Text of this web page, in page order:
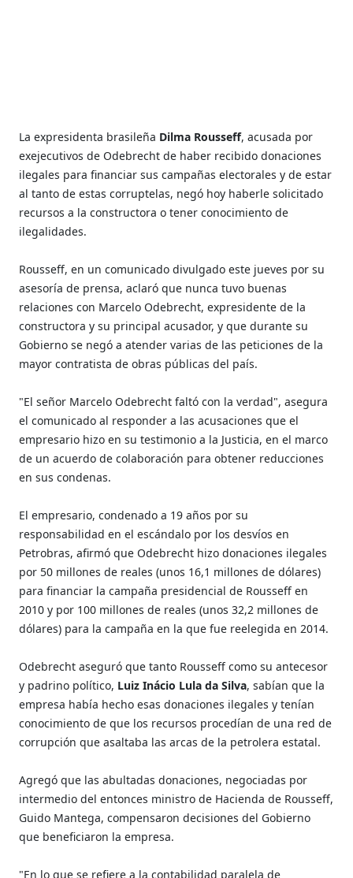
La expresidenta brasileña Dilma Rousseff, acusada por
exejecutivos de Odebrecht de haber recibido donaciones
ilegales para financiar sus campañas electorales y de estar
al tanto de estas corruptelas, negó hoy haberle solicitado
recursos a la constructora o tener conocimiento de
ilegalidades.
Rousseff, en un comunicado divulgado este jueves por su
asesoría de prensa, aclaró que nunca tuvo buenas
relaciones con Marcelo Odebrecht, expresidente de la
constructora y su principal acusador, y que durante su
Gobierno se negó a atender varias de las peticiones de la
mayor contratista de obras públicas del país.
"El señor Marcelo Odebrecht faltó con la verdad", asegura
el comunicado al responder a las acusaciones que el
empresario hizo en su testimonio a la Justicia, en el marco
de un acuerdo de colaboración para obtener reducciones
en sus condenas.
El empresario, condenado a 19 años por su
responsabilidad en el escándalo por los desvíos en
Petrobras, afirmó que Odebrecht hizo donaciones ilegales
por 50 millones de reales (unos 16,1 millones de dólares)
para financiar la campaña presidencial de Rousseff en
2010 y por 100 millones de reales (unos 32,2 millones de
dólares) para la campaña en la que fue reelegida en 2014.
Odebrecht aseguró que tanto Rousseff como su antecesor
y padrino político, Luiz Inácio Lula da Silva, sabían que la
empresa había hecho esas donaciones ilegales y tenían
conocimiento de que los recursos procedían de una red de
corrupción que asaltaba las arcas de la petrolera estatal.
Agregó que las abultadas donaciones, negociadas por
intermedio del entonces ministro de Hacienda de Rousseff,
Guido Mantega, compensaron decisiones del Gobierno
que beneficiaron la empresa.
"En lo que se refiere a la contabilidad paralela de